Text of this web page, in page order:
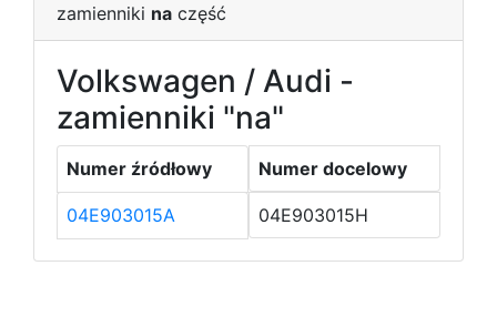
zamienniki na część
Volkswagen / Audi -
zamienniki "na"
Numer źródłowy Numer docelowy
04E903015A 04E903015H